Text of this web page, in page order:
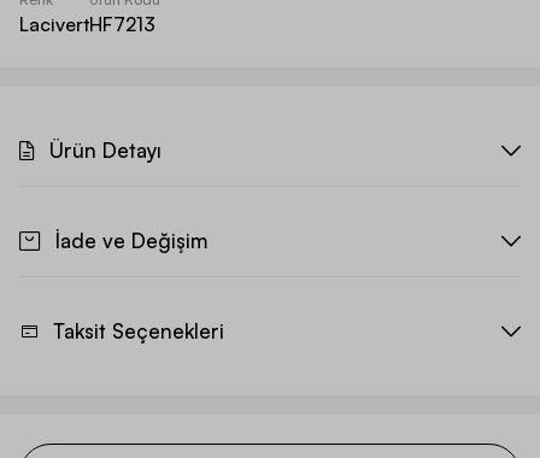
LacivertHF7213
Ürün Detayı
İade ve Değişim
Taksit Seçenekleri